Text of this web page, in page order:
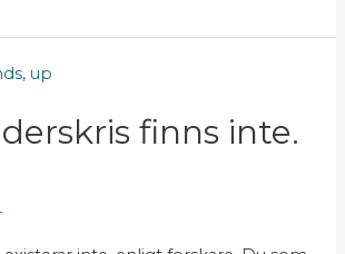
finns inte.